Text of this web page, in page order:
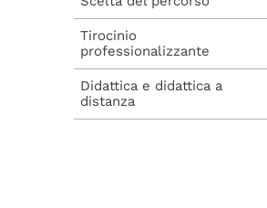
Tirocinio
professionalizzante
Didattica e didattica a
distanza